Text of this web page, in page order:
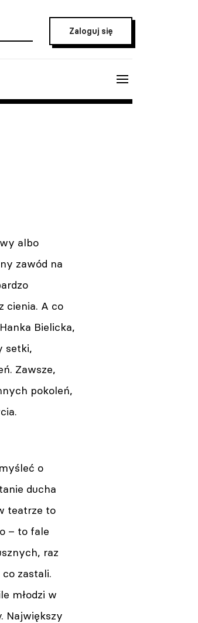
Zaloguj się
albo
zawód na
cienia. A co
Bielicka,
setki,
Zawsze,
pokoleń,
o
ducha
teatrze to
– to fale
raz
zastali.
młodzi w
Największy